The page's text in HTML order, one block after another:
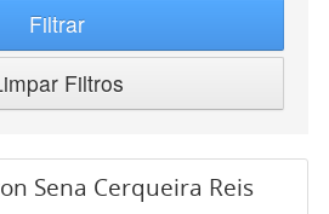
Filtrar
Filtros
Sena Cerqueira Reis